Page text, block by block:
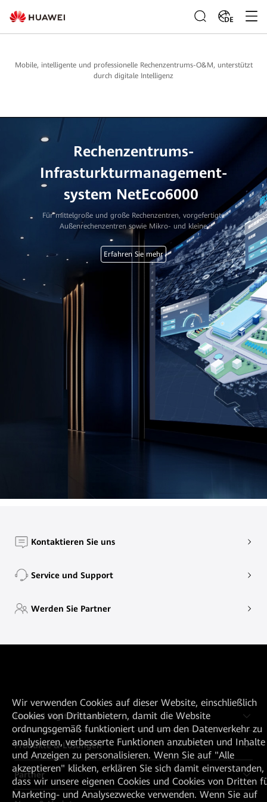
DE
Mobile, intelligente und professionelle Rechenzentrums-O&M, unterstützt
durch digitale Intelligenz
Rechenzentrums-
Infrasturkturmanagement-
system NetEco6000
Für mittelgroße und große Rechenzentren, vorgefertigte
Außenrechenzentren sowie Mikro- und kleine
Rechenzentren
Erfahren Sie mehr
Kontaktieren Sie uns
Service und Support
Werden Sie Partner
Huawei Digital Power
Produkte & Lösungen
Partner
Wir verwenden Cookies auf dieser Website, einschließlich
Cookies von Drittanbietern, damit die Website
ordnungsgemäß funktioniert und um den Datenverkehr zu
analysieren, verbesserte Funktionen anzubieten und Inhalte
und Anzeigen zu personalisieren. Wenn Sie auf "Alle
akzeptieren" klicken, erklären Sie sich damit einverstanden,
dass wir unsere eigenen Cookies und Cookies von Dritten
Marketing- und Analysezwecke verwenden. Wenn Sie auf